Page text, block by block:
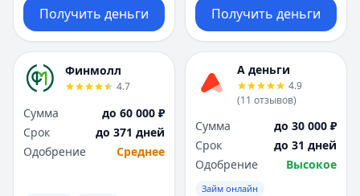
Получить деньги Получить деньги
Финмолл
4.7
Сумма
до 60 000 ₽
Срок
до 371 дней
Одобрение
Среднее
А деньги
4.9
(11 отзывов)
Сумма
до 30 000 ₽
Срок
до 31 дней
Одобрение
Высокое
Займ онлайн